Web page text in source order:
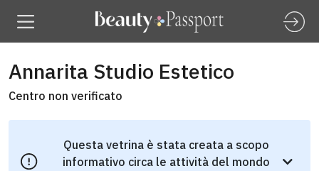
Annarita Studio Estetico
Centro non verificato
Questa vetrina è stata creata a scopo
informativo circa le attività del mondo